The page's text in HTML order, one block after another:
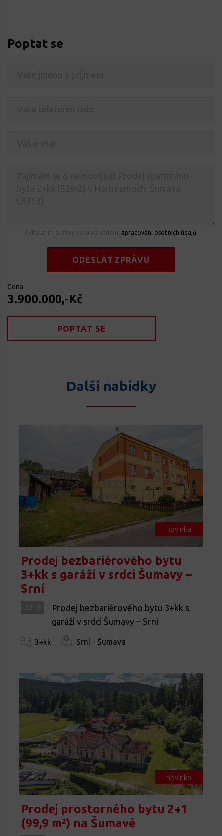
Poptat se
zpracování osobních údajů
ODESLAT ZPRÁVU
Cena
3.900.000,-Kč
POPTAT SE
Další nabídky
novinka
Prodej bezbariérového bytu
3+kk s garáží v srdci Šumavy –
Srní
Prodej bezbariérového bytu 3+kk s
garáží v srdci Šumavy – Srní
3+kk Srní - Šumava
novinka
Prodej prostorného bytu 2+1
(99,9 m²) na Šumavě